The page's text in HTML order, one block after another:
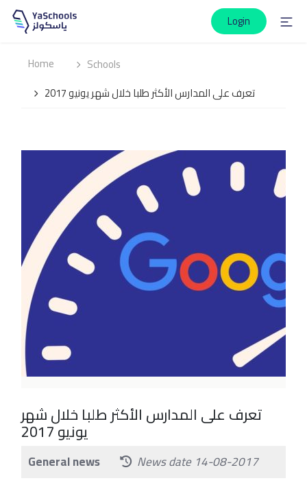
Login
Home
Schools
تعرف على المدارس الأكثر طلبا خلال شهر يونيو 2017
تعرف على المدارس الأكثر طلبا خلال شهر
يونيو 2017
General news
News date 14-08-2017